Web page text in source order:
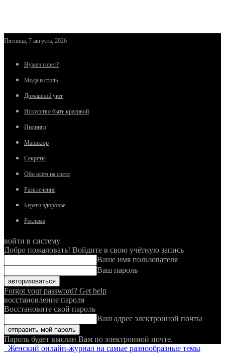
Пятница, 7 августа, 2026
Нужен совет?
Мода и стиль
Домашний уют
Искусство быть красивой
Пилинги
Маникюр
Секреты
Обо всём на свете
Развлечение
Береги здоровье
Реклама
войти в систему
Добро пожаловать! Войдите в свою учётную запись
Ваше имя пользователя
Ваш пароль
Forgot your password? Get help
восстановление пароля
Восстановите свой пароль
Ваш адрес электронной почты
Пароль будет выслан Вам по электронной почте.
Женский онлайн-журнал на самые разнообразные темы